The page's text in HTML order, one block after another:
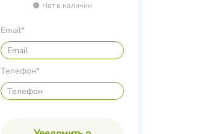
Нет в наличии
Email*
Телефон*